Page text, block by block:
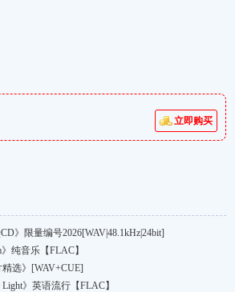
立即购买
》限量编号2026[WAV|48.1kHz|24bit]
纯音乐【FLAC】
选》[WAV+CUE]
》英语流行【FLAC】